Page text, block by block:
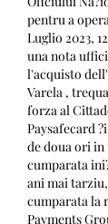
pentru a
Luglio 2023,
una nota
l'acquisto
Varela ,
forza al
Paysafecard
de doua ori
cumparata
ani mai
cumparata la
Payments